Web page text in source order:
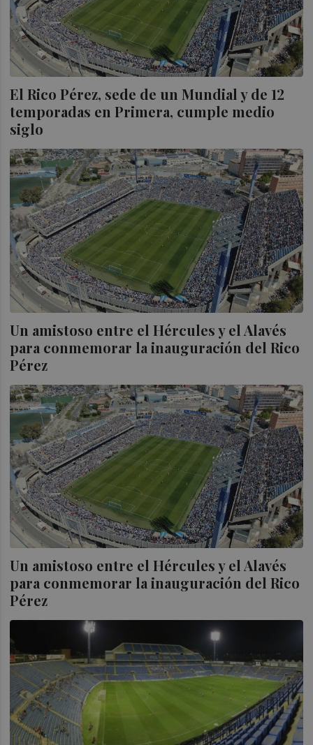
El Rico Pérez, sede de un Mundial y de 12
temporadas en Primera, cumple medio
siglo
Un amistoso entre el Hércules y el Alavés
para conmemorar la inauguración del Rico
Pérez
Un amistoso entre el Hércules y el Alavés
para conmemorar la inauguración del Rico
Pérez